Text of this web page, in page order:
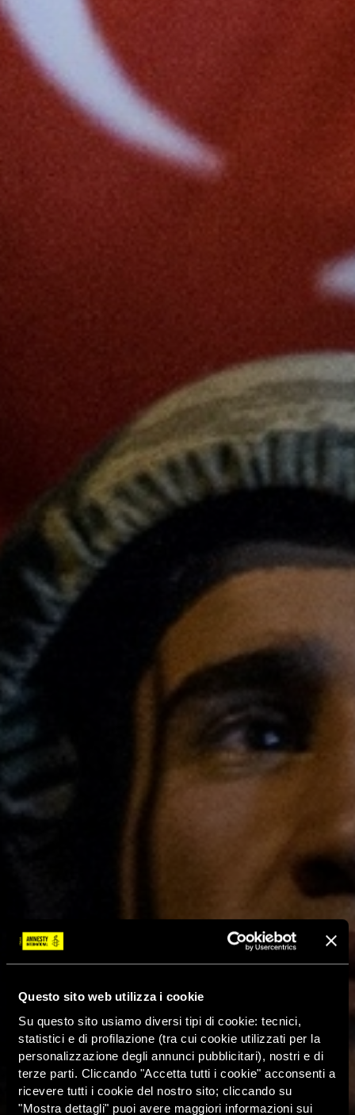
Questo sito web utilizza i cookie
Su questo sito usiamo diversi tipi di cookie: tecnici,
statistici e di profilazione (tra cui cookie utilizzati per la
personalizzazione degli annunci pubblicitari), nostri e di
terze parti. Cliccando "Accetta tutti i cookie" acconsenti a
ricevere tutti i cookie del nostro sito; cliccando su
"Mostra dettagli" puoi avere maggiori informazioni sui